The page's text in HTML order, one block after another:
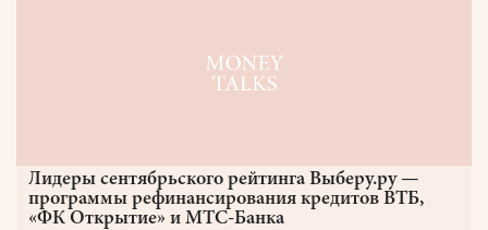
Лидеры сентябрьского рейтинга Выберу.ру —
программы рефинансирования кредитов ВТБ,
«ФК Открытие» и МТС-Банка